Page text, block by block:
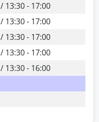
13:30 - 17:00
13:30 - 17:00
13:30 - 17:00
13:30 - 17:00
13:30 - 16:00